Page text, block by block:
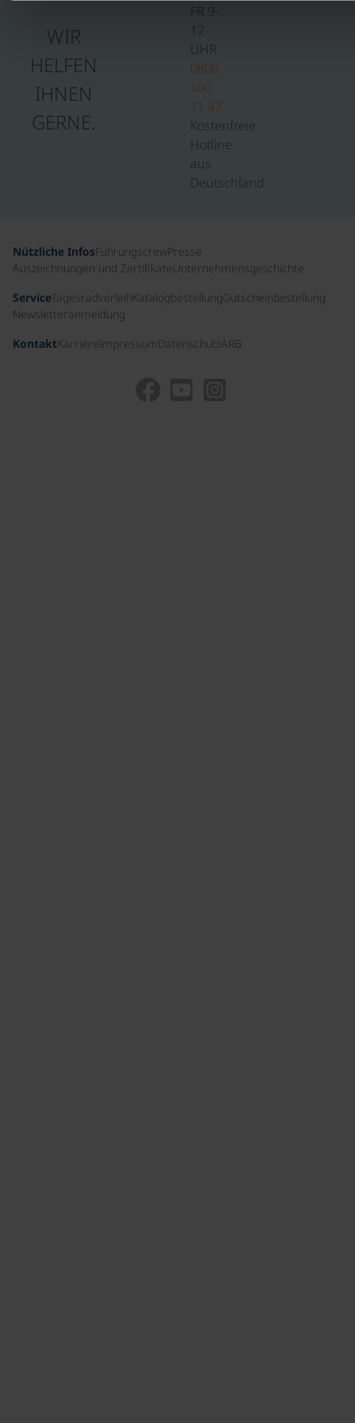
WIR
HELFEN
IHNEN
GERNE.
FR 9-
17
UHR
0800
100
11 47
Kostenfreie
Hotline
aus
Deutschland
Nützliche InfosFührungscrewPresse
Auszeichnungen und ZertifikateUnternehmensgeschichte
ServiceTagesradverleihKatalogbestellungGutscheinbestellung
Newsletteranmeldung
KontaktKarriereImpressum DatenschutzARB